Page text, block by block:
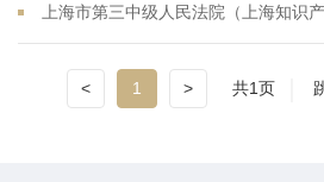
< 1 > 共1页